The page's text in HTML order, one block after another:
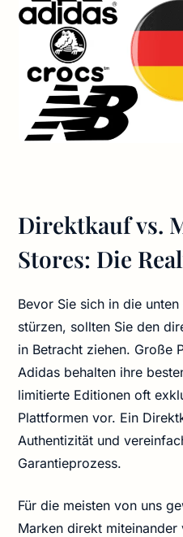
Direktkauf vs.
Stores: Die
Bevor Sie sich in die
stürzen, sollten Sie den
in Betracht ziehen. Große
Adidas behalten ihre
limitierte Editionen oft
Plattformen vor. Ein
Authentizität und
Garantieprozess.
Für die meisten von uns
Marken direkt